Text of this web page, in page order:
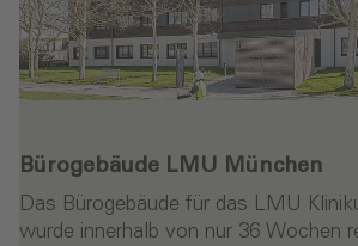
Bürogebäude LMU München
Das Bürogebäude für das LMU
wurde innerhalb von nur 36 Wochen